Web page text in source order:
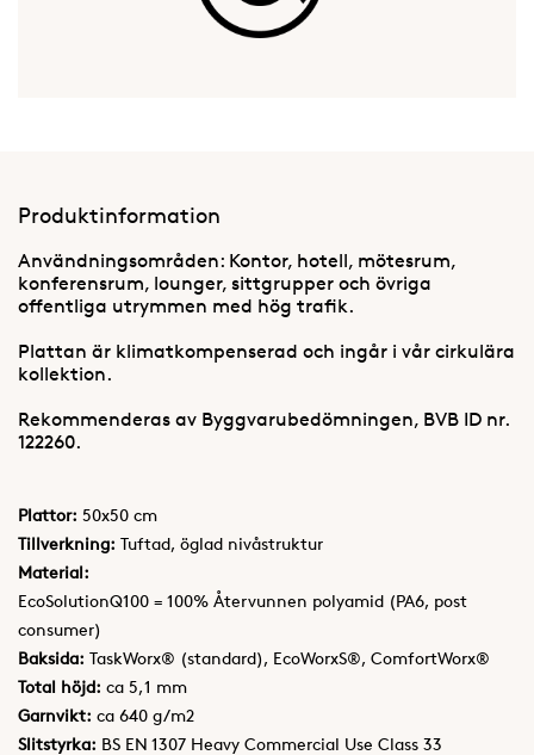
Produktinformation
Användningsområden: Kontor, hotell, mötesrum,
konferensrum, lounger, sittgrupper och övriga
offentliga utrymmen med hög trafik.
Plattan är klimatkompenserad och ingår i vår cirkulära
kollektion.
Rekommenderas av Byggvarubedömningen, BVB ID nr.
122260.
Plattor: 50x50 cm
Tillverkning: Tuftad, öglad nivåstruktur
Material:
EcoSolutionQ100 = 100% Återvunnen polyamid (PA6, post
consumer)
Baksida: TaskWorx® (standard), EcoWorxS®, ComfortWorx®
Total höjd: ca 5,1 mm
Garnvikt: ca 640 g/m2
Slitstyrka: BS EN 1307 Heavy Commercial Use Class 33